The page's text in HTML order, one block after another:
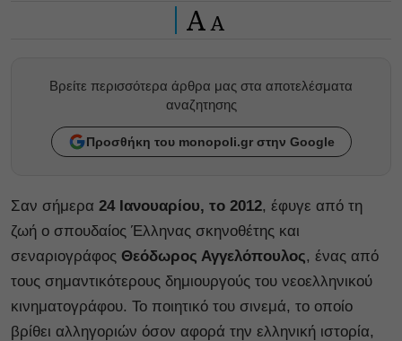
A A
Βρείτε περισσότερα άρθρα μας στα αποτελέσματα
αναζητησης
Προσθήκη του monopoli.gr στην Google
Σαν σήμερα 24 Ιανουαρίου, το 2012, έφυγε από τη
ζωή ο σπουδαίος Έλληνας σκηνοθέτης και
σεναριογράφος Θεόδωρος Αγγελόπουλος, ένας από
τους σημαντικότερους δημιουργούς του νεοελληνικού
κινηματογράφου. Το ποιητικό του σινεμά, το οποίο
βρίθει αλληγοριών όσον αφορά την ελληνική ιστορία,